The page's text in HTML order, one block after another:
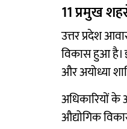
11 प्रमुख
उत्तर प्रदेश
विकास हुआ है।
और अयोध्या
अधिकारियों के
औद्योगिक